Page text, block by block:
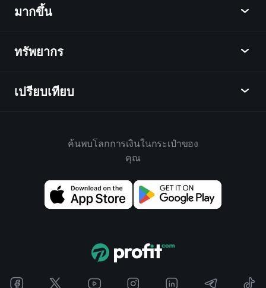
ศูนย์กลางการเรียนรู้
เดสก์ท็อป
ภาพรวม
ดัชนี
มากขึ้น
เป็นพันธมิตร
เกี่ยวกับเพลย์เทรด
ทรัพยากร
ศูนย์ช่วยเหลือ
นโยบายความเป็นส่วนตัว
การเปิดเผยความเสี่ยง
เปรียบเทียบ
Yahoo Finance
TradingView
Finviz
ค้นพบโลกการเงินในกระเป๋าของ
คุณ